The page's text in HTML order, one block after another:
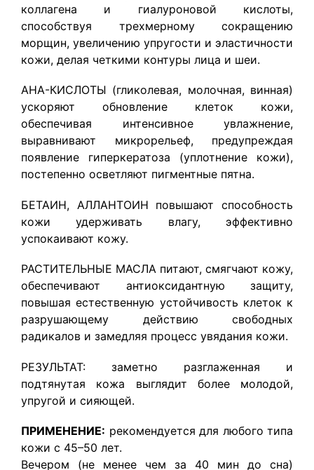
коллагена и гиалуроновой кислоты,
способствуя трехмерному сокращению
морщин, увеличению упругости и эластичности
кожи, делая четкими контуры лица и шеи.
АНА-КИСЛОТЫ (гликолевая, молочная, винная)
ускоряют обновление клеток кожи,
обеспечивая интенсивное увлажнение,
выравнивают микрорельеф, предупреждая
появление гиперкератоза (уплотнение кожи),
постепенно осветляют пигментные пятна.
БЕТАИН, АЛЛАНТОИН повышают способность
кожи удерживать влагу, эффективно
успокаивают кожу.
РАСТИТЕЛЬНЫЕ МАСЛА питают, смягчают кожу,
обеспечивают антиоксидантную защиту,
повышая естественную устойчивость клеток к
разрушающему действию свободных
радикалов и замедляя процесс увядания кожи.
РЕЗУЛЬТАТ: заметно разглаженная и
подтянутая кожа выглядит более молодой,
упругой и сияющей.
ПРИМЕНЕНИЕ: рекомендуется для любого типа
кожи с 45–50 лет.
Вечером (не менее чем за 40 мин до сна)